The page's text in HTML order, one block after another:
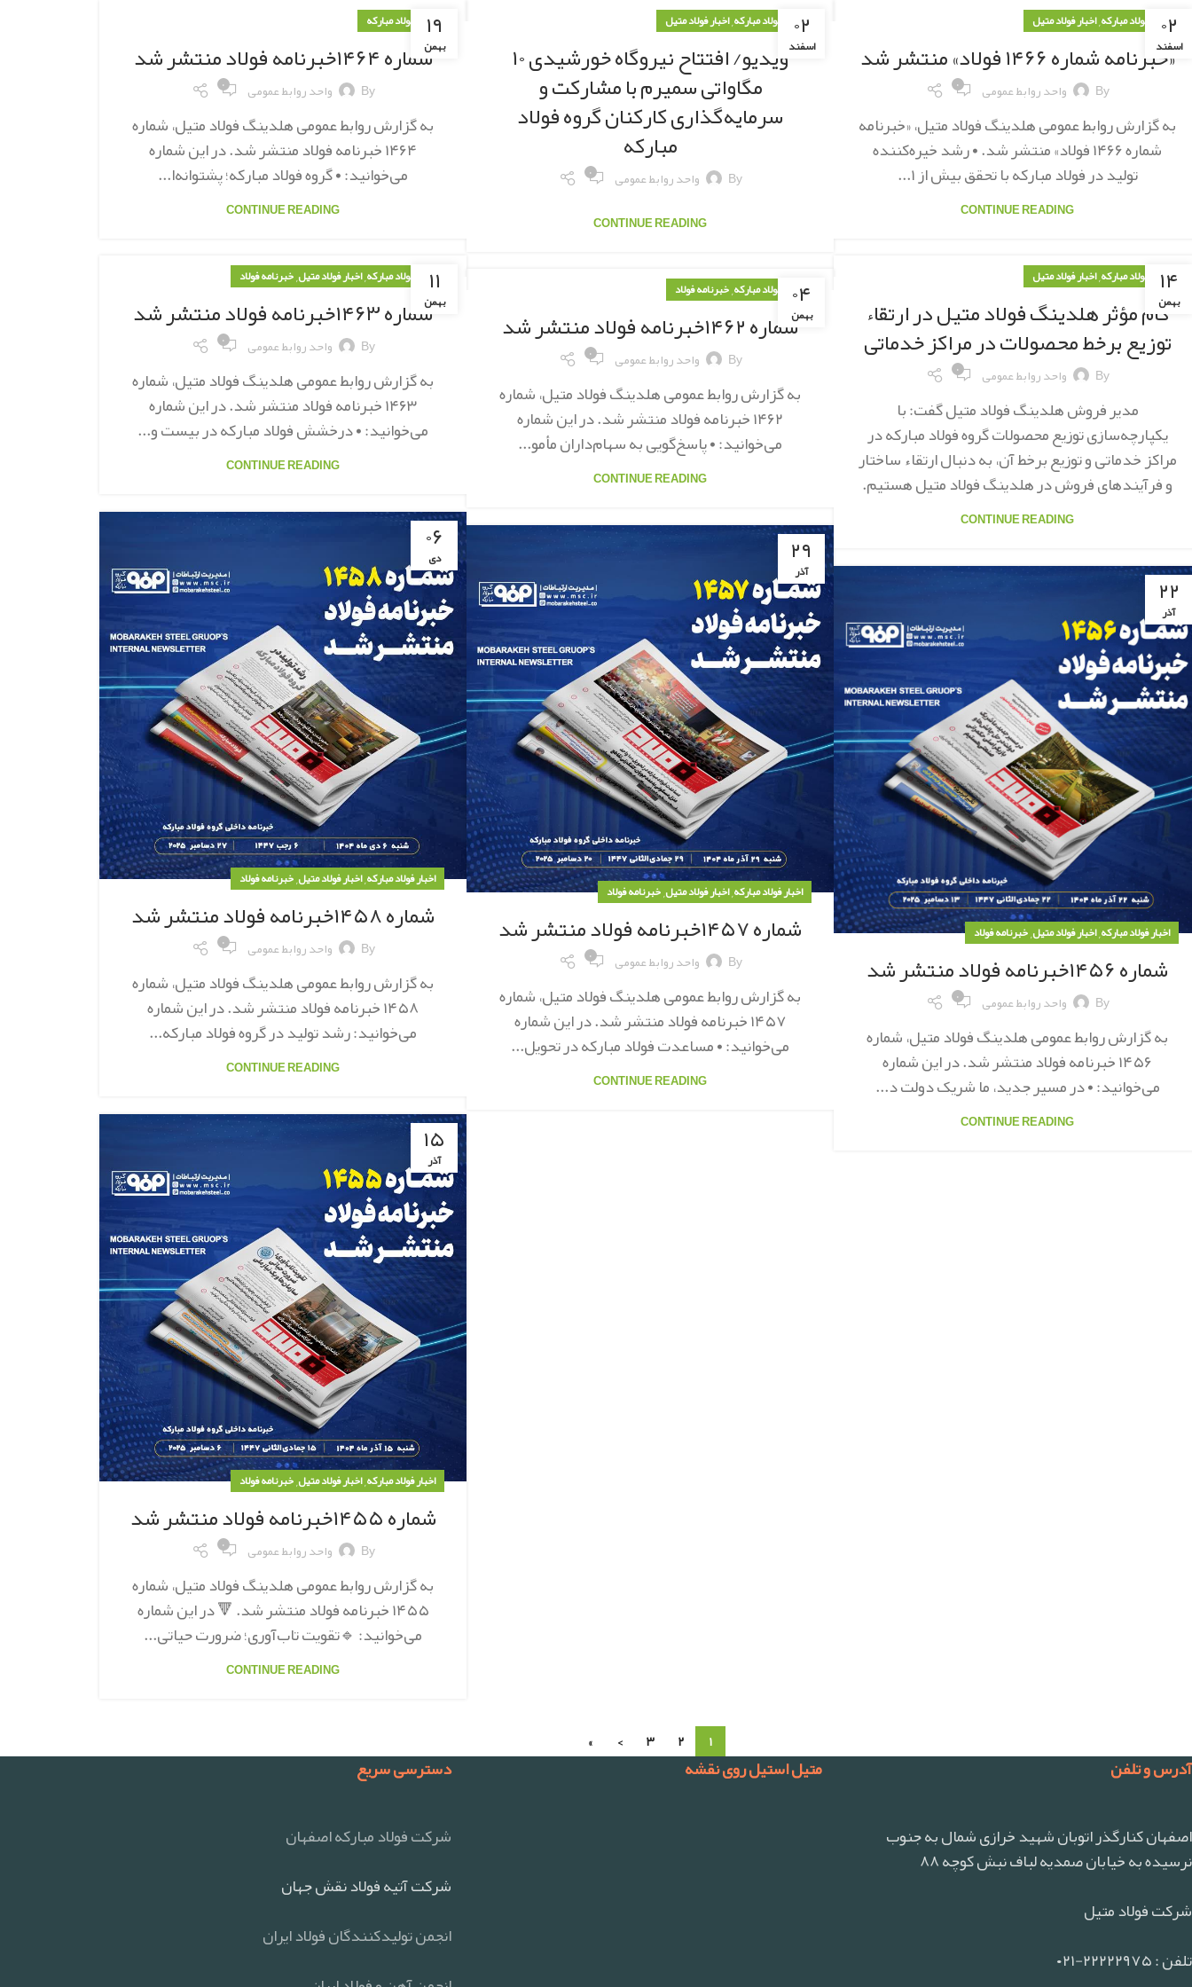
۰۲
اسفند
اخبار فولاد مبارکه,اخبار فولاد متیل
«خبرنامه شماره ۱۴۶۶ فولاد» منتشر شد
By واحد روابط عمومی ۰
به گزارش روابط عمومی هلدینگ فولاد متیل، «خبرنامه
شماره ۱۴۶۶ فولاد» منتشر شد. • رشد خیره‌کننده
تولید در فولاد مبارکه با تحقق بیش از ۱...
CONTINUE READING
۰۲
اسفند
اخبار فولاد مبارکه,اخبار فولاد متیل
ویدیو/ افتتاح نیروگاه خورشیدی ۱۰
مگاواتی سمیرم با مشارکت و
سرمایه‌گذاری کارکنان گروه فولاد
مبارکه
By واحد روابط عمومی ۰
CONTINUE READING
۱۹
بهمن
اخبار فولاد مبارکه
شماره ۱۴۶۴خبرنامه فولاد منتشر شد
By واحد روابط عمومی ۰
به گزارش روابط عمومی هلدینگ فولاد متیل، شماره
۱۴۶۴ خبرنامه فولاد منتشر شد. در این شماره
می‌خوانید: • گروه فولاد مبارکه؛ پشتوانه‌ا...
CONTINUE READING
۱۴
بهمن
اخبار فولاد مبارکه,اخبار فولاد متیل
گام مؤثر هلدینگ فولاد متیل در ارتقاء
توزیع برخط محصولات در مراکز خدماتی
By واحد روابط عمومی ۰
مدیر فروش هلدینگ فولاد متیل گفت: با
یکپارچه‌سازی توزیع محصولات گروه فولاد مبارکه در
مراکز خدماتی و توزیع برخط آن، به دنبال ارتقاء ساختار
و فرآیندهای فروش در هلدینگ فولاد متیل هستیم.
CONTINUE READING
۱۱
بهمن
اخبار فولاد مبارکه,اخبار فولاد متیل,خبرنامه فولاد
شماره ۱۴۶۳خبرنامه فولاد منتشر شد
By واحد روابط عمومی ۰
به گزارش روابط عمومی هلدینگ فولاد متیل، شماره
۱۴۶۳ خبرنامه فولاد منتشر شد. در این شماره
می‌خوانید: • درخشش فولاد مبارکه در بیست و...
CONTINUE READING
۰۴
بهمن
اخبار فولاد مبارکه,خبرنامه فولاد
شماره ۱۴۶۲خبرنامه فولاد منتشر شد
By واحد روابط عمومی ۰
به گزارش روابط عمومی هلدینگ فولاد متیل، شماره
۱۴۶۲ خبرنامه فولاد منتشر شد. در این شماره
می‌خوانید: • پاسخ‌گویی به سهام‌داران مأمو...
CONTINUE READING
۰۶
دی
اخبار فولاد مبارکه,اخبار فولاد متیل,خبرنامه فولاد
شماره ۱۴۵۸خبرنامه فولاد منتشر شد
By واحد روابط عمومی ۰
به گزارش روابط عمومی هلدینگ فولاد متیل، شماره
۱۴۵۸ خبرنامه فولاد منتشر شد. در این شماره
می‌خوانید: رشد تولید در گروه فولاد مبارکه...
CONTINUE READING
۲۹
آذر
اخبار فولاد مبارکه,اخبار فولاد متیل,خبرنامه فولاد
شماره ۱۴۵۷خبرنامه فولاد منتشر شد
By واحد روابط عمومی ۰
به گزارش روابط عمومی هلدینگ فولاد متیل، شماره
۱۴۵۷ خبرنامه فولاد منتشر شد. در این شماره
می‌خوانید: • مساعدت فولاد مبارکه در تحویل...
CONTINUE READING
۲۲
آذر
اخبار فولاد مبارکه,اخبار فولاد متیل,خبرنامه فولاد
شماره ۱۴۵۶خبرنامه فولاد منتشر شد
By واحد روابط عمومی ۰
به گزارش روابط عمومی هلدینگ فولاد متیل، شماره
۱۴۵۶ خبرنامه فولاد منتشر شد. در این شماره
می‌خوانید: • در مسیر جدید، ما شریک دولت د...
CONTINUE READING ۱۵
آذر
اخبار فولاد مبارکه,اخبار فولاد متیل,خبرنامه فولاد
شماره ۱۴۵۵خبرنامه فولاد منتشر شد
By واحد روابط عمومی ۰
به گزارش روابط عمومی هلدینگ فولاد متیل، شماره
۱۴۵۵ خبرنامه فولاد منتشر شد. 🔻 در این شماره
می‌خوانید: 🔹تقویت تاب‌آوری؛ ضرورت حیاتی...
CONTINUE READING
۱ ۲ ۳ ›
»
آدرس و تلفن
اصفهان کنارگذر اتوبان شهید خرازی شمال به جنوب
نرسیده به خیابان صمدیه لباف نبش کوچه ۸۸
شرکت فولاد متیل
تلفن : ۲۲۲۲۲۹۷۵-۰۲۱
متیل استیل روی نقشه دسترسی سریع
شرکت فولاد مبارکه اصفهان
شرکت آتیه فولاد نقش جهان
انجمن تولیدکنندگان فولاد ایران